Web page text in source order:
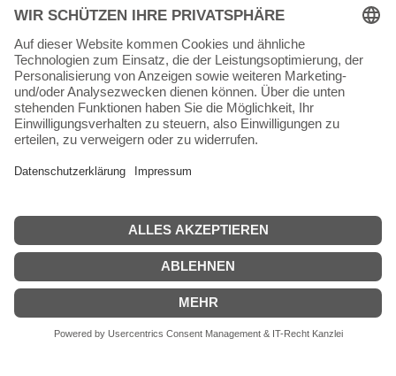
64342 Seeheim-Jugenheim
Tel.06257 868181
Mail:info@skateshop.de
Warenkorb
Mein Konto
Copyright © 2026 skateshop.de
Informationen zur Echtheit der Bewertungen